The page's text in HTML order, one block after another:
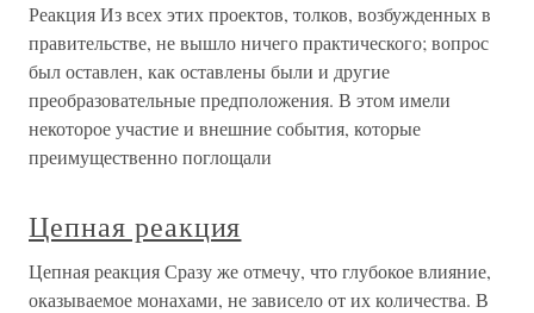
Реакция Из всех этих проектов, толков, возбужденных в
правительстве, не вышло ничего практического; вопрос
был оставлен, как оставлены были и другие
преобразовательные предположения. В этом имели
некоторое участие и внешние события, которые
преимущественно поглощали
Цепная реакция
Цепная реакция Сразу же отмечу, что глубокое влияние,
оказываемое монахами, не зависело от их количества. В